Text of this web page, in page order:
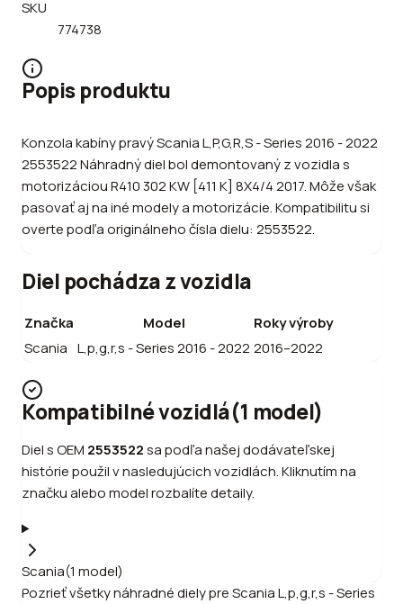
SKU
774738
Popis produktu
Konzola kabíny pravý Scania L,P,G,R,S - Series 2016 - 2022
2553522 Náhradný diel bol demontovaný z vozidla s
motorizáciou R410 302 KW [411 K] 8X4/4 2017. Môže však
pasovať aj na iné modely a motorizácie. Kompatibilitu si
overte podľa originálneho čísla dielu: 2553522.
Diel pochádza z vozidla
Značka Model
Roky výroby
Scania L,p,g,r,s - Series 2016 - 2022 2016–2022
Kompatibilné vozidlá(1 model)
Diel s OEM 2553522sa podľa našej dodávateľskej
histórie použil v nasledujúcich vozidlách. Kliknutím na
značku alebo model rozbalíte detaily.
Scania(1 model)
Pozrieť všetky náhradné diely preScaniaL,p,g,r,s - Series